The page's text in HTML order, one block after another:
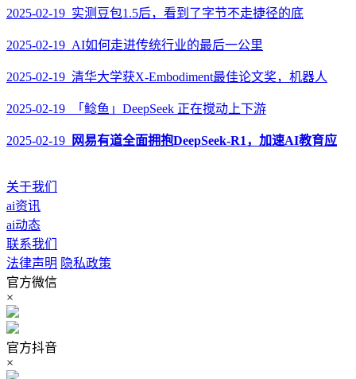
2025-02-19 实测豆包1.5后，看到了字节不走捷径的底
2025-02-19 AI如何走进传统行业的最后一公里
2025-02-19 清华大学获X-Embodiment最佳论文奖，机器人
2025-02-19 「鲶鱼」DeepSeek 正在搅动上下游
2025-02-19 网易有道全面拥抱DeepSeek-R1，加速AI教育应
关于我们
ai资讯
ai动态
联系我们
法律声明 隐私政策
官方微信
×
官方抖音
×